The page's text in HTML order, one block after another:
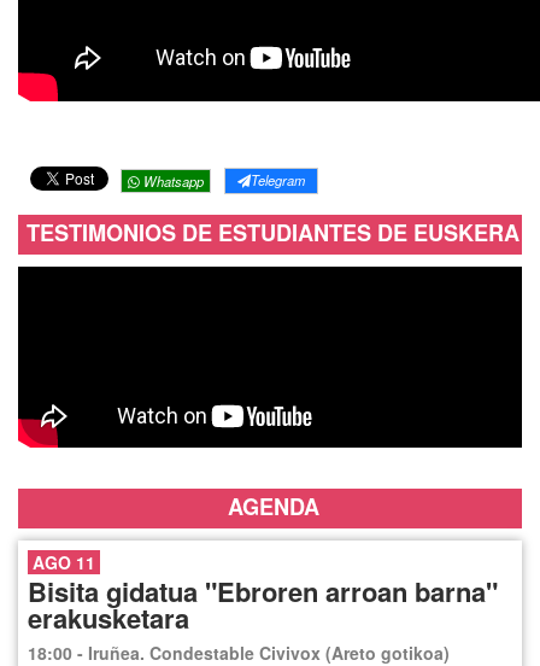
Whatsapp Telegram
TESTIMONIOS DE ESTUDIANTES DE EUSKERA
AGENDA
AGO 11
Bisita gidatua "Ebroren arroan barna"
erakusketara
18:00 - Iruñea. Condestable Civivox (Areto gotikoa)